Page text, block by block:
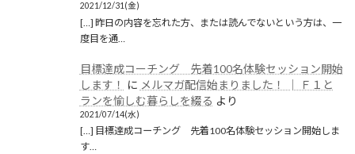
2021/12/31(金)
[…] 昨日の内容を忘れた方、または読んでないという方は、一
度目を通…
目標達成コーチング 先着100名体験セッション開始
します！
に メルマガ配信始まりました！ │ Ｆ１と
ランを愉しむ暮らしを綴る より
2021/07/14(水)
[…] 目標達成コーチング 先着100名体験セッション開始しま
す…